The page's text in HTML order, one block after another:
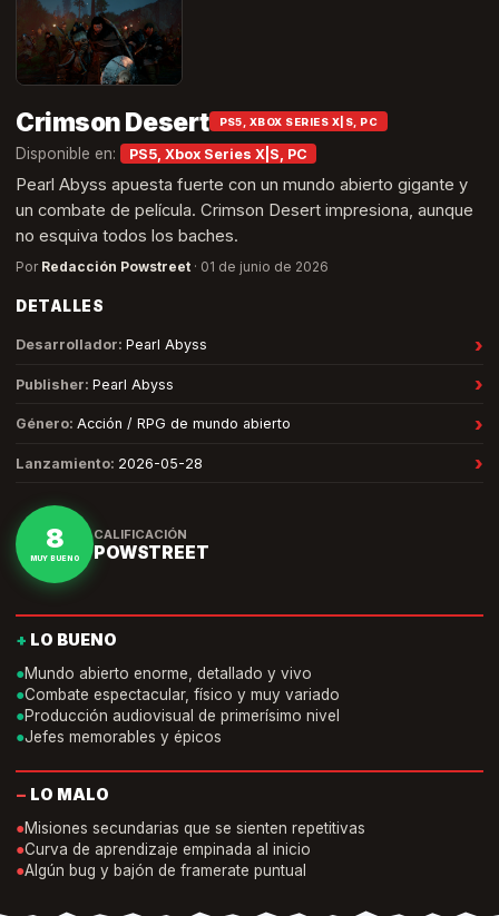
Crimson Desert PS5, XBOX SERIES X|S, PC
Disponible en: PS5, Xbox Series X|S, PC
Pearl Abyss apuesta fuerte con un mundo abierto gigante y
un combate de película. Crimson Desert impresiona, aunque
no esquiva todos los baches.
Por Redacción Powstreet · 01 de junio de 2026
DETALLES
Desarrollador: Pearl Abyss ›
Publisher: Pearl Abyss ›
Género: Acción / RPG de mundo abierto ›
Lanzamiento: 2026-05-28 ›
8
MUY BUENO
CALIFICACIÓN
POWSTREET
+ LO BUENO
●Mundo abierto enorme, detallado y vivo
●Combate espectacular, físico y muy variado
●Producción audiovisual de primerísimo nivel
●Jefes memorables y épicos
− LO MALO
●Misiones secundarias que se sienten repetitivas
●Curva de aprendizaje empinada al inicio
●Algún bug y bajón de framerate puntual